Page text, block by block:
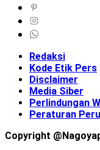
Redaksi
Kode Etik Pers
Disclaimer
Media Siber
Perlindungan
Peraturan
Copyright